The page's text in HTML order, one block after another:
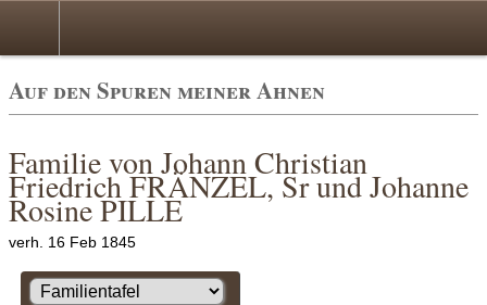
Auf den Spuren meiner Ahnen
Familie von Johann Christian
Friedrich FRÄNZEL, Sr und Johanne
Rosine PILLE
verh. 16 Feb 1845